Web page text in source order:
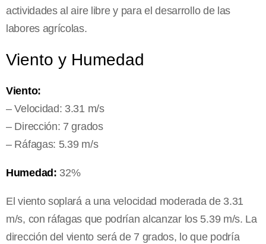
actividades al aire libre y para el desarrollo de las
labores agrícolas.
Viento y Humedad
Viento:
– Velocidad: 3.31 m/s
– Dirección: 7 grados
– Ráfagas: 5.39 m/s
Humedad: 32%
El viento soplará a una velocidad moderada de 3.31
m/s, con ráfagas que podrían alcanzar los 5.39 m/s. La
dirección del viento será de 7 grados, lo que podría